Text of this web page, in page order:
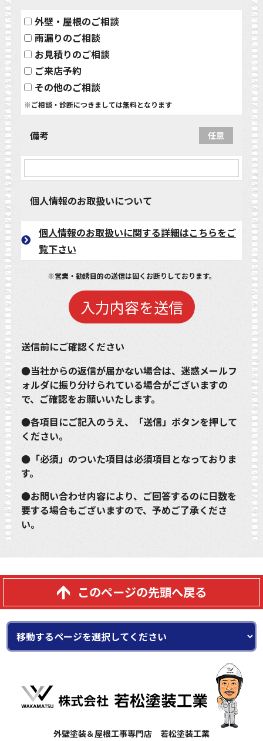
外壁・屋根のご相談
雨漏りのご相談
お見積りのご相談
ご来店予約
その他のご相談
※ご相談・診断につきましては無料となります
備考 任意
個人情報のお取扱いについて
個人情報のお取扱いに関する詳細はこちらをご
覧下さい
※営業・勧誘目的の送信は固くお断りしております。
送信前にご確認ください
●当社からの返信が届かない場合は、迷惑メールフ
ォルダに振り分けられている場合がございますの
で、ご確認をお願いいたします。
●各項目にご記入のうえ、「送信」ボタンを押して
ください。
●「必須」のついた項目は必須項目となっておりま
す。
●お問い合わせ内容により、ご回答するのに日数を
要する場合もございますので、予めご了承くださ
い。
このページの先頭へ戻る
外壁塗装＆屋根工事専門店 若松塗装工業